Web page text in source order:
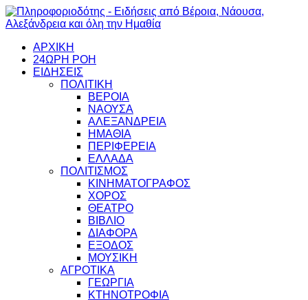
ΑΡΧΙΚΗ
24ΩΡΗ ΡΟΗ
ΕΙΔΗΣΕΙΣ
ΠΟΛΙΤΙΚΗ
ΒΕΡΟΙΑ
ΝΑΟΥΣΑ
ΑΛΕΞΑΝΔΡΕΙΑ
ΗΜΑΘΙΑ
ΠΕΡΙΦΕΡΕΙΑ
ΕΛΛΑΔΑ
ΠΟΛΙΤΙΣΜΟΣ
ΚΙΝΗΜΑΤΟΓΡΑΦΟΣ
ΧΟΡΟΣ
ΘΕΑΤΡΟ
ΒΙΒΛΙΟ
ΔΙΑΦΟΡΑ
ΕΞΟΔΟΣ
ΜΟΥΣΙΚΗ
ΑΓΡΟΤΙΚΑ
ΓΕΩΡΓΙΑ
ΚΤΗΝΟΤΡΟΦΙΑ